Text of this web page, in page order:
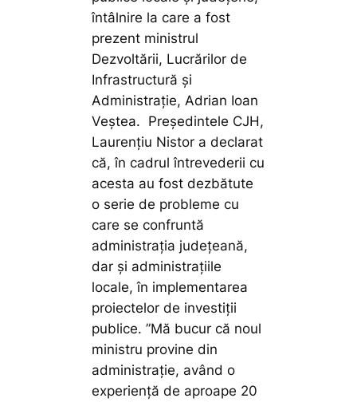
întâlnire la care a fost
prezent ministrul
Dezvoltării, Lucrărilor de
Infrastructură și
Administrație, Adrian Ioan
Veștea. Președintele CJH,
Laurențiu Nistor a declarat
că, în cadrul întrevederii cu
acesta au fost dezbătute
o serie de probleme cu
care se confruntă
administrația județeană,
dar și administrațiile
locale, în implementarea
proiectelor de investiții
publice. ”Mă bucur că noul
ministru provine din
administrație, având o
experiență de aproape 20